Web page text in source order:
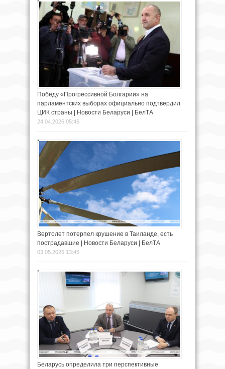
Победу «Прогрессивной Болгарии» на
парламентских выборах официально подтвердил
ЦИК страны | Новости Беларуси | БелТА
24.04.2026 05:46
Вертолет потерпел крушение в Таиланде, есть
пострадавшие | Новости Беларуси | БелТА
03.05.2026 13:45
Беларусь определила три перспективные